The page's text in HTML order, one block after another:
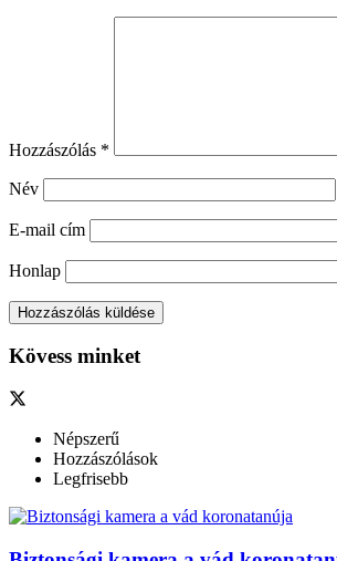
Hozzászólás *
Név
E-mail cím
Honlap
Kövess minket
Népszerű
Hozzászólások
Legfrisebb